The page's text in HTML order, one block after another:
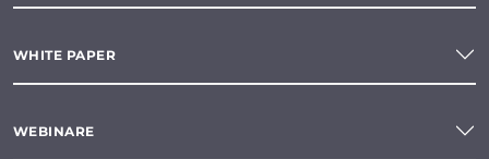
WHITE PAPER
WEBINARE